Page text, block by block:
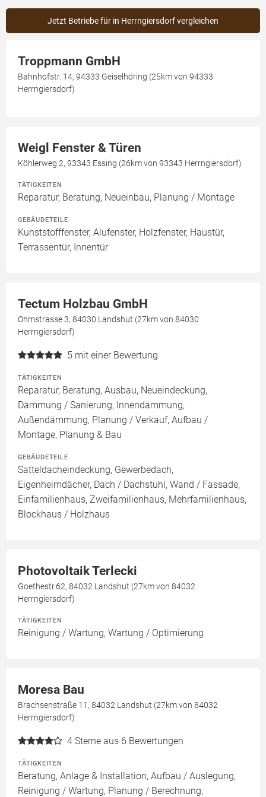
Jetzt Betriebe für in Herrngiersdorf vergleichen
Troppmann GmbH
Bahnhofstr. 14, 94333 Geiselhöring (25km von 94333
Herrngiersdorf)
Weigl Fenster & Türen
Köhlerweg 2, 93343 Essing (26km von 93343 Herrngiersdorf)
TÄTIGKEITEN
Reparatur, Beratung, Neueinbau, Planung / Montage
GEBÄUDETEILE
Kunststofffenster, Alufenster, Holzfenster, Haustür,
Terrassentür, Innentür
Tectum Holzbau GmbH
Ohmstrasse 3, 84030 Landshut (27km von 84030
Herrngiersdorf)
5 mit einer Bewertung
TÄTIGKEITEN
Reparatur, Beratung, Ausbau, Neueindeckung,
Dämmung / Sanierung, Innendämmung,
Außendämmung, Planung / Verkauf, Aufbau /
Montage, Planung & Bau
GEBÄUDETEILE
Satteldacheindeckung, Gewerbedach,
Eigenheimdächer, Dach / Dachstuhl, Wand / Fassade,
Einfamilienhaus, Zweifamilienhaus, Mehrfamilienhaus,
Blockhaus / Holzhaus
Photovoltaik Terlecki
Goethestr.62, 84032 Landshut (27km von 84032
Herrngiersdorf)
TÄTIGKEITEN
Reinigung / Wartung, Wartung / Optimierung
Moresa Bau
Brachsenstraße 11, 84032 Landshut (27km von 84032
Herrngiersdorf)
4 Sterne aus 6 Bewertungen
TÄTIGKEITEN
Beratung, Anlage & Installation, Aufbau / Auslegung,
Reinigung / Wartung, Planung / Berechnung,